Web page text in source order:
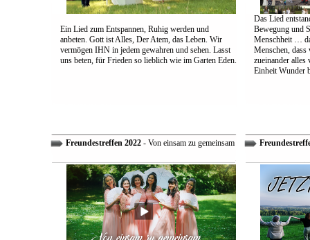
Ein Lied zum Entspannen, Ruhig werden und
anbeten. Gott ist Alles, Der Atem, das Leben. Wir
vermögen IHN in jedem gewahren und sehen. Lasst
uns beten, für Frieden so lieblich wie im Garten Eden.
Das Lied
Bewegung und
Menschheit …
Menschen,
zueinander alles
Einheit Wunder
Freundestreffen 2022- Von einsam zu gemeinsam